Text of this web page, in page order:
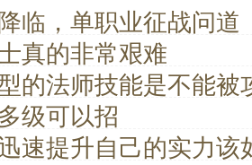
临，单职业征战问道
真的非常艰难
的法师技能是不能被
级可以招
速提升自己的实力该